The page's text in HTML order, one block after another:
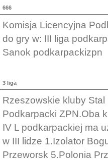
666
Komisja Licencyjna
do gry w: III liga
Sanok podkarpackizpn
3 liga
Rzeszowskie kluby Stal
Podkarpacki ZPN.Oba
IV L podkarpackiej ma
w III lidze 1.Izolator
Przeworsk 5.Polonia